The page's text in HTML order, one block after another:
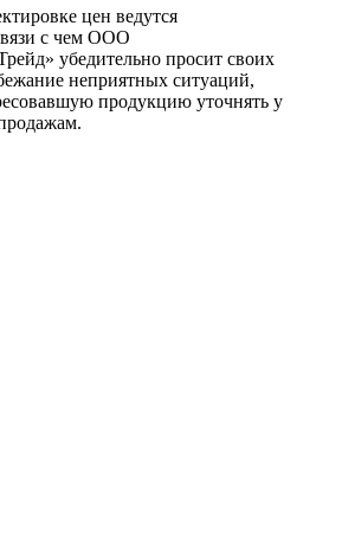
цен ведутся
с чем ООО
убедительно просит своих
неприятных ситуаций,
продукцию уточнять у